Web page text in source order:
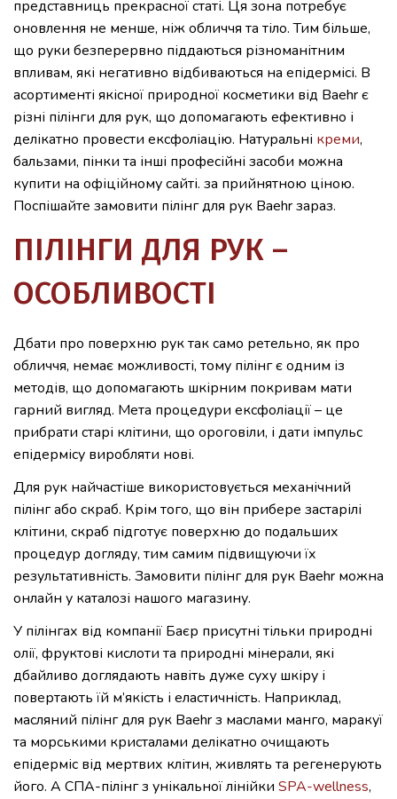
представниць прекрасної статі. Ця зона потребує
оновлення не менше, ніж обличчя та тіло. Тим більше,
що руки безперервно піддаються різноманітним
впливам, які негативно відбиваються на епідермісі. В
асортименті якісної природної косметики від Baehr є
різні пілінги для рук, що допомагають ефективно і
делікатно провести ексфоліацію. Натуральні креми,
бальзами, пінки та інші професійні засоби можна
купити на офіційному сайті. за прийнятною ціною.
Поспішайте замовити пілінг для рук Baehr зараз.
ПІЛІНГИ ДЛЯ РУК –
ОСОБЛИВОСТІ
Дбати про поверхню рук так само ретельно, як про
обличчя, немає можливості, тому пілінг є одним із
методів, що допомагають шкірним покривам мати
гарний вигляд. Мета процедури ексфоліації – це
прибрати старі клітини, що ороговіли, і дати імпульс
епідермісу виробляти нові.
Для рук найчастіше використовується механічний
пілінг або скраб. Крім того, що він прибере застарілі
клітини, скраб підготує поверхню до подальших
процедур догляду, тим самим підвищуючи їх
результативність. Замовити пілінг для рук Baehr можна
онлайн у каталозі нашого магазину.
У пілінгах від компанії Баєр присутні тільки природні
олії, фруктові кислоти та природні мінерали, які
дбайливо доглядають навіть дуже суху шкіру і
повертають їй м’якість і еластичність. Наприклад,
масляний пілінг для рук Baehr з маслами манго, маракуї
та морськими кристалами делікатно очищають
епідерміс від мертвих клітин, живлять та регенерують
його. А СПА-пілінг з унікальної лінійки SPA-wellness,